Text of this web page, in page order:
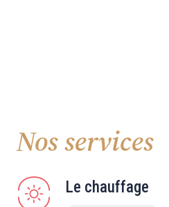
Nos services
Le chauffage